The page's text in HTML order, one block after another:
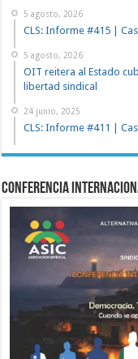
5 agosto, 2026
CLS: Informe #415 |
5 agosto, 2026
OIT reitera al Estado
libertad sindical
24 junio, 2025
CLS: Informe #411 |
Conferencia